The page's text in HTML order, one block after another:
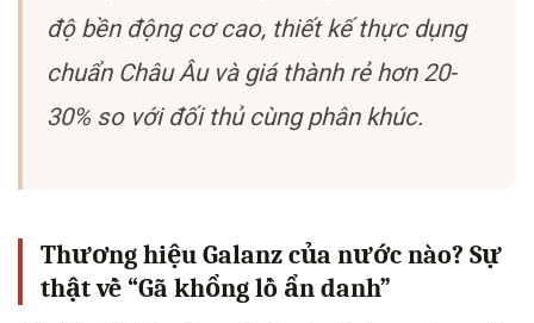
độ bền động cơ cao, thiết kế thực dụng
chuẩn Châu Âu và giá thành rẻ hơn 20-
30% so với đối thủ cùng phân khúc.
Thương hiệu Galanz của nước nào? Sự
thật về “Gã khổng lồ ẩn danh”